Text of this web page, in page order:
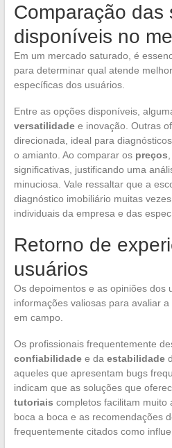
Comparação das
disponíveis no
Em um mercado saturado, é
para determinar qual atende
específicas dos usuários.
Entre as opções disponíveis,
versatilidadee inovação. Outras
direcionada, ideal para
o amianto. Ao comparar os preços
significativas, justificando uma
minuciosa. Vale ressaltar que a
diagnóstico imobiliário muitas
individuais da empresa e das
Retorno de
usuários
Os depoimentos e as opiniões dos
informações valiosas para avaliar
em campo.
Os profissionais frequentemente
confiabilidadee da estabilidade
aqueles que apresentam bugs
indicam que as soluções que
tutoriais completos facilitam muito
boca a boca e as recomendações
frequentemente citados como